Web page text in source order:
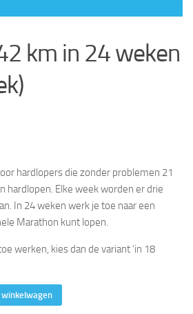
km in 24 weken
hardlopers die zonder problemen 21
hardlopen. Elke week worden er drie
In 24 weken werk je toe naar een
Marathon kunt lopen.
werken, kies dan de variant ‘in 18